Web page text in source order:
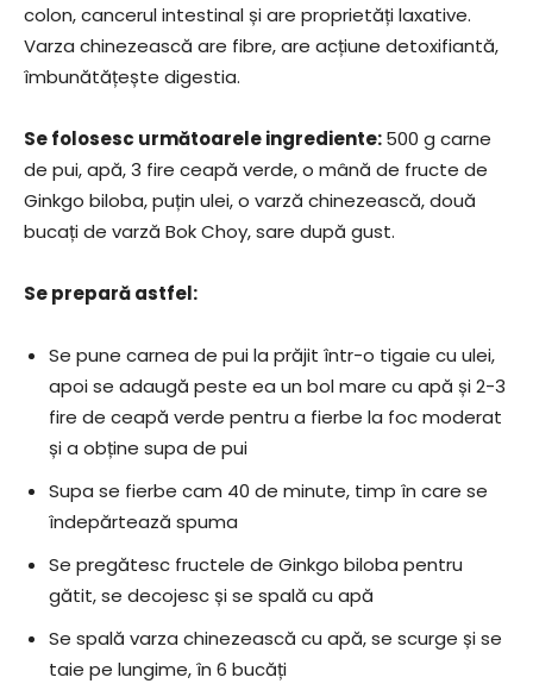
colon, cancerul intestinal și are proprietăți laxative.
Varza chinezească are fibre, are acțiune detoxifiantă,
îmbunătățește digestia.
Se folosesc următoarele ingrediente:500 g carne
de pui, apă, 3 fire ceapă verde, o mână de fructe de
Ginkgo biloba, puțin ulei, o varză chinezească, două
bucați de varză Bok Choy, sare după gust.
Se prepară astfel:
Se pune carnea de pui la prăjit într-o tigaie cu ulei,
apoi se adaugă peste ea un bol mare cu apă și 2-3
fire de ceapă verde pentru a fierbe la foc moderat
și a obține supa de pui
Supa se fierbe cam 40 de minute, timp în care se
îndepărtează spuma
Se pregătesc fructele de Ginkgo biloba pentru
gătit, se decojesc și se spală cu apă
Se spală varza chinezească cu apă, se scurge și se
taie pe lungime, în 6 bucăți